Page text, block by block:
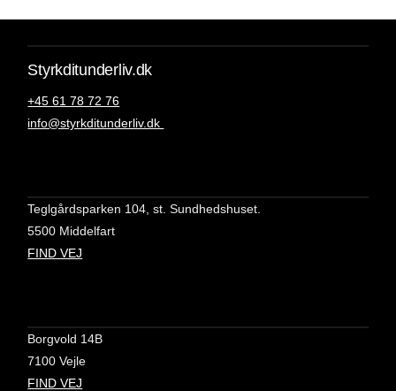
Styrkditunderliv.dk
+45 61 78 72 76
info@styrkditunderliv.dk
Teglgårdsparken 104, st. Sundhedshuset.
5500 Middelfart
FIND VEJ
Borgvold 14B
7100 Vejle
FIND VEJ